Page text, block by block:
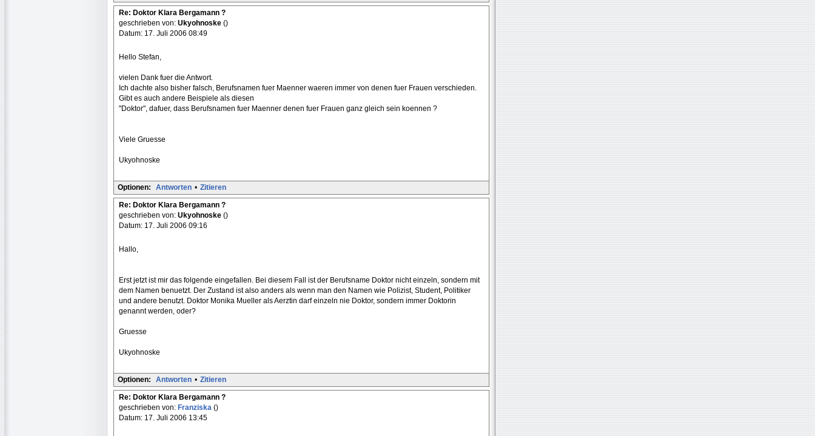
Re: Doktor Klara Bergamann ?
geschrieben von: Ukyohnoske ()
Datum: 17. Juli 2006 08:49
Hello Stefan,
vielen Dank fuer die Antwort.
Ich dachte also bisher falsch, Berufsnamen fuer Maenner waeren immer von denen fuer Frauen verschieden.
Gibt es auch andere Beispiele als diesen
"Doktor", dafuer, dass Berufsnamen fuer Maenner denen fuer Frauen ganz gleich sein koennen ?
Viele Gruesse
Ukyohnoske
Optionen: Antworten • Zitieren
Re: Doktor Klara Bergamann ?
geschrieben von: Ukyohnoske ()
Datum: 17. Juli 2006 09:16
Hallo,
Erst jetzt ist mir das folgende eingefallen. Bei diesem Fall ist der Berufsname Doktor nicht einzeln, sondern mit
dem Namen benuetzt. Der Zustand ist also anders als wenn man den Namen wie Polizist, Student, Politiker
und andere benutzt. Doktor Monika Mueller als Aerztin darf einzeln nie Doktor, sondern immer Doktorin
genannt werden, oder?
Gruesse
Ukyohnoske
Optionen: Antworten • Zitieren
Re: Doktor Klara Bergamann ?
geschrieben von: Franziska ()
Datum: 17. Juli 2006 13:45